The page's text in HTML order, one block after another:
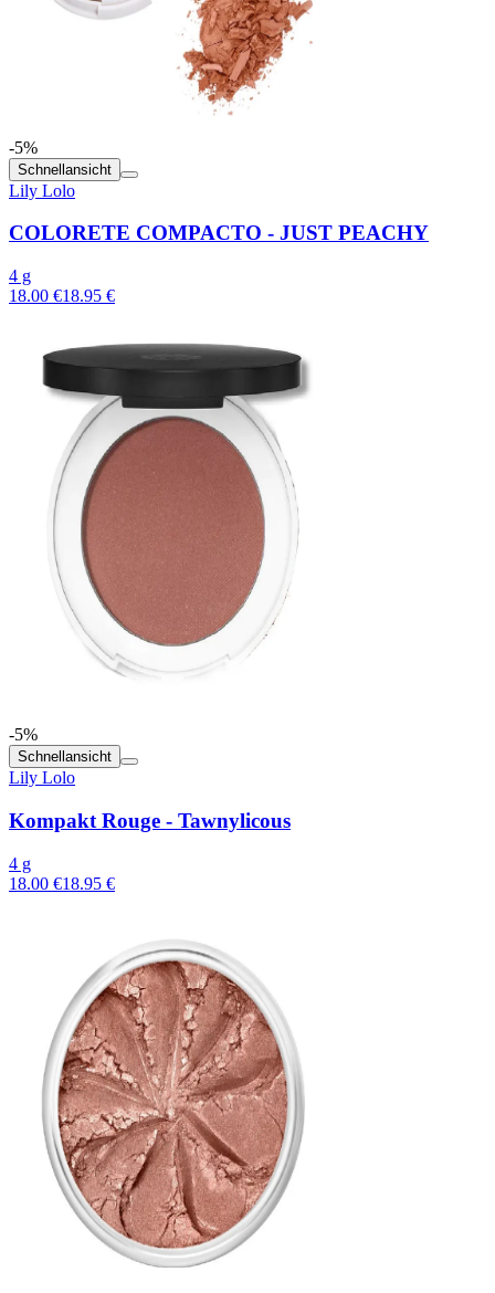
-5%
Schnellansicht
Lily Lolo
COLORETE COMPACTO - JUST PEACHY
4 g
18.00 €18.95 €
-5%
Schnellansicht
Lily Lolo
Kompakt Rouge - Tawnylicous
4 g
18.00 €18.95 €